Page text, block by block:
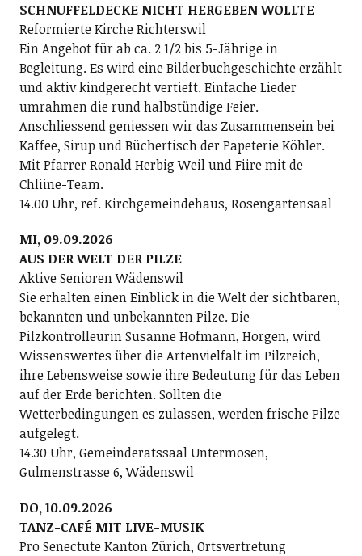
SCHNUFFELDECKE NICHT HERGEBEN WOLLTE
Reformierte Kirche Richterswil
Ein Angebot für ab ca. 2 1/2 bis 5-Jährige in
Begleitung. Es wird eine Bilderbuchgeschichte erzählt
und aktiv kindgerecht vertieft. Einfache Lieder
umrahmen die rund halbstündige Feier.
Anschliessend geniessen wir das Zusammensein bei
Kaffee, Sirup und Büchertisch der Papeterie Köhler.
Mit Pfarrer Ronald Herbig Weil und Fiire mit de
Chliine-Team.
14.00 Uhr, ref. Kirchgemeindehaus, Rosengartensaal
MI, 09.09.2026
AUS DER WELT DER PILZE
Aktive Senioren Wädenswil
Sie erhalten einen Einblick in die Welt der sichtbaren,
bekannten und unbekannten Pilze. Die
Pilzkontrolleurin Susanne Hofmann, Horgen, wird
Wissenswertes über die Artenvielfalt im Pilzreich,
ihre Lebensweise sowie ihre Bedeutung für das Leben
auf der Erde berichten. Sollten die
Wetterbedingungen es zulassen, werden frische Pilze
aufgelegt.
14.30 Uhr, Gemeinderatssaal Untermosen,
Gulmenstrasse 6, Wädenswil
DO, 10.09.2026
TANZ-CAFÉ MIT LIVE-MUSIK
Pro Senectute Kanton Zürich, Ortsvertretung